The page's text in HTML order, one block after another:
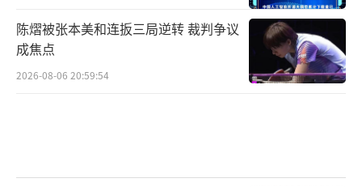
陈熠被张本美和连扳三局逆转 裁判争议
成焦点
2026-08-06 20:59:54